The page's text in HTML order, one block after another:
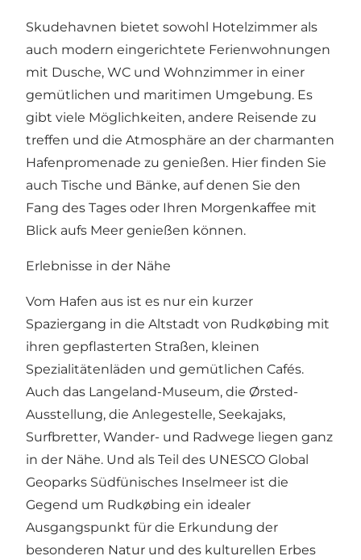
Skudehavnen bietet sowohl Hotelzimmer als
auch modern eingerichtete Ferienwohnungen
mit Dusche, WC und Wohnzimmer in einer
gemütlichen und maritimen Umgebung. Es
gibt viele Möglichkeiten, andere Reisende zu
treffen und die Atmosphäre an der charmanten
Hafenpromenade zu genießen. Hier finden Sie
auch Tische und Bänke, auf denen Sie den
Fang des Tages oder Ihren Morgenkaffee mit
Blick aufs Meer genießen können.
Erlebnisse in der Nähe
Vom Hafen aus ist es nur ein kurzer
Spaziergang in die Altstadt von Rudkøbing mit
ihren gepflasterten Straßen, kleinen
Spezialitätenläden und gemütlichen Cafés.
Auch das Langeland-Museum, die Ørsted-
Ausstellung, die Anlegestelle, Seekajaks,
Surfbretter, Wander- und Radwege liegen ganz
in der Nähe. Und als Teil des UNESCO Global
Geoparks Südfünisches Inselmeer ist die
Gegend um Rudkøbing ein idealer
Ausgangspunkt für die Erkundung der
besonderen Natur und des kulturellen Erbes